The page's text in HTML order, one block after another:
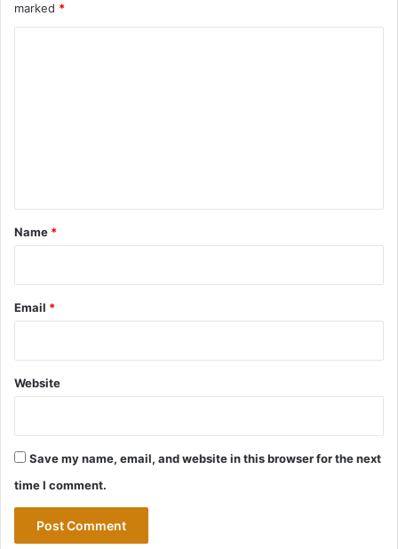
marked *
*
Name *
Email *
Website
Save my name, email, and website in this browser for the next
time I comment.